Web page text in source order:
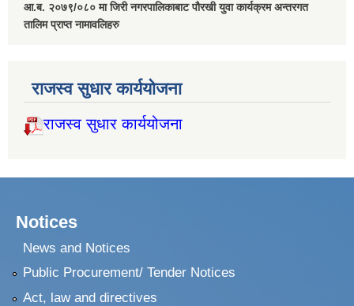
आ.ब. २०७९/०८० मा जिरी नगरपालिकाबाट पौरखी युवा कार्यक्रम अन्तरगत
तालिम प्राप्त नामावलिहरु
राजस्व सुधार कार्ययोजना
राजस्व सुधार कार्ययोजना
Notices
News and Notices
Public Procurement/ Tender Notices
Act, law and directives